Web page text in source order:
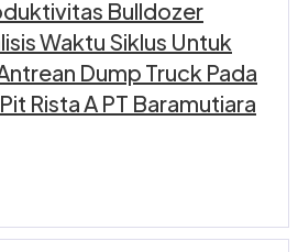
Bulldozer
Waktu Siklus Untuk
Dump Truck Pada
Rista A PT Baramutiara